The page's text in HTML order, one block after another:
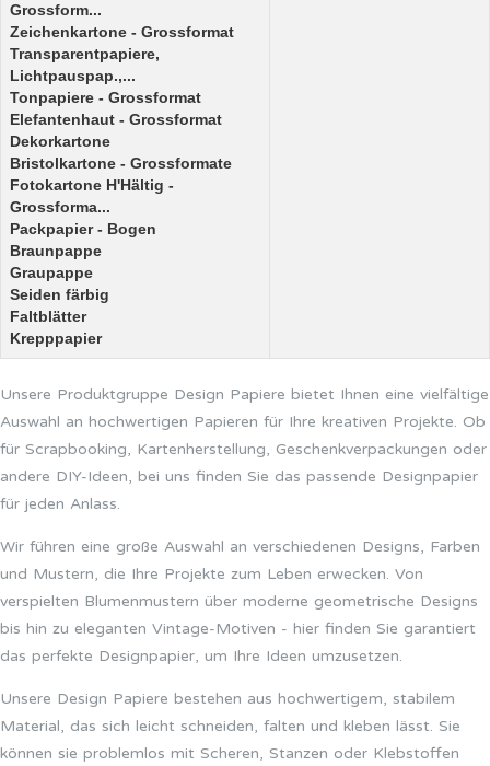
Grossform...
Zeichenkartone - Grossformat
Transparentpapiere,
Lichtpauspap.,...
Tonpapiere - Grossformat
Elefantenhaut - Grossformat
Dekorkartone
Bristolkartone - Grossformate
Fotokartone H'Hältig -
Grossforma...
Packpapier - Bogen
Braunpappe
Graupappe
Seiden färbig
Faltblätter
Krepppapier
Unsere Produktgruppe Design Papiere bietet Ihnen eine vielfältige
Auswahl an hochwertigen Papieren für Ihre kreativen Projekte. Ob
für Scrapbooking, Kartenherstellung, Geschenkverpackungen oder
andere DIY-Ideen, bei uns finden Sie das passende Designpapier
für jeden Anlass.
Wir führen eine große Auswahl an verschiedenen Designs, Farben
und Mustern, die Ihre Projekte zum Leben erwecken. Von
verspielten Blumenmustern über moderne geometrische Designs
bis hin zu eleganten Vintage-Motiven - hier finden Sie garantiert
das perfekte Designpapier, um Ihre Ideen umzusetzen.
Unsere Design Papiere bestehen aus hochwertigem, stabilem
Material, das sich leicht schneiden, falten und kleben lässt. Sie
können sie problemlos mit Scheren, Stanzen oder Klebstoffen